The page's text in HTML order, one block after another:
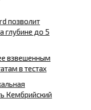
позволит
глубине до 5
взвешенным
в тестах
Кембрийский